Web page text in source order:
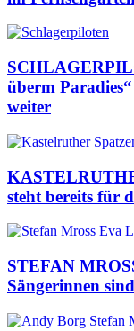
überm
weiter
steht bereits für
STEFAN
Sängerinnen